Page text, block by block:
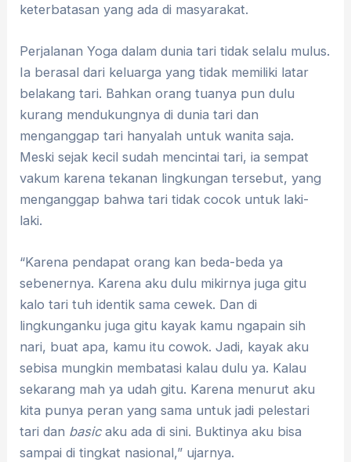
keterbatasan yang ada di masyarakat.
Perjalanan Yoga dalam dunia tari tidak selalu mulus.
Ia berasal dari keluarga yang tidak memiliki latar
belakang tari. Bahkan orang tuanya pun dulu
kurang mendukungnya di dunia tari dan
menganggap tari hanyalah untuk wanita saja.
Meski sejak kecil sudah mencintai tari, ia sempat
vakum karena tekanan lingkungan tersebut, yang
menganggap bahwa tari tidak cocok untuk laki-
laki.
“Karena pendapat orang kan beda-beda ya
sebenernya. Karena aku dulu mikirnya juga gitu
kalo tari tuh identik sama cewek. Dan di
lingkunganku juga gitu kayak kamu ngapain sih
nari, buat apa, kamu itu cowok. Jadi, kayak aku
sebisa mungkin membatasi kalau dulu ya. Kalau
sekarang mah ya udah gitu. Karena menurut aku
kita punya peran yang sama untuk jadi pelestari
tari dan basicaku ada di sini. Buktinya aku bisa
sampai di tingkat nasional,” ujarnya.